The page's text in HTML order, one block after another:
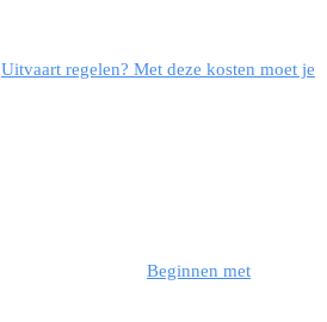
Uitvaart regelen? Met deze kosten moet je
Beginnen met